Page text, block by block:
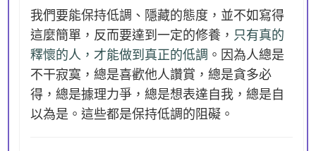
我們要能保持低調、隱藏的態度，並不如寫得
這麼簡單，反而要達到一定的修養， 只有真的
釋懷的人，才能做到真正的低調 。因為人總是
不干寂寞，總是喜歡他人讚賞，總是貪多必
得，總是據理力爭，總是想表達自我，總是自
以為是。這些都是保持低調的阻礙。